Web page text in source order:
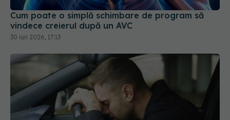
Cum poate o simplă schimbare de program să
vindece creierul după un AVC
30 iun 2026, 17:13